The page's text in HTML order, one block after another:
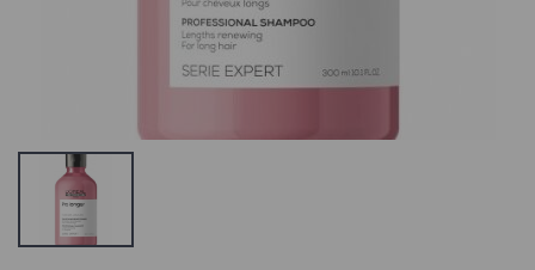
TOOTEVALIKUS,
VAADAKE
SARNASEID
TOOTEID MEIE
Aden Vamp
Plaatina +